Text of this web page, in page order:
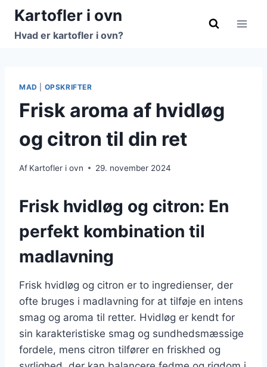
Fortsæt
indhold
Kartofler i ovn
Hvad er kartofler i ovn?
MAD OPSKRIFTER
Frisk aroma af hvidløg
og citron til din ret
Af Kartofler i ovn 29. november 2024
Frisk hvidløg og citron: En
perfekt kombination til
madlavning
Frisk hvidløg og citron er to ingredienser, der
ofte bruges i madlavning for at tilføje en intens
smag og aroma til retter. Hvidløg er kendt for
sin karakteristiske smag og sundhedsmæssige
fordele, mens citron tilfører en friskhed og